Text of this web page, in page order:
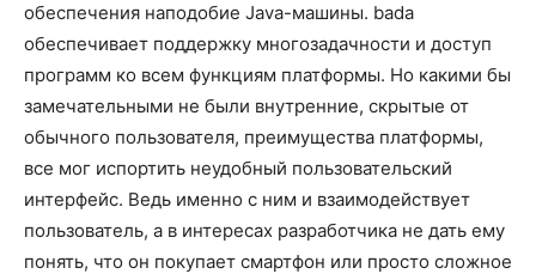
обеспечения наподобие Java-машины. bada
обеспечивает поддержку многозадачности и доступ
программ ко всем функциям платформы. Но какими бы
замечательными не были внутренние, скрытые от
обычного пользователя, преимущества платформы,
все мог испортить неудобный пользовательский
интерфейс. Ведь именно с ним и взаимодействует
пользователь, а в интересах разработчика не дать ему
понять, что он покупает смартфон или просто сложное